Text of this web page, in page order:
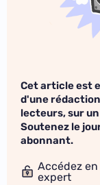
Cet article est
d'une
lecteurs, sur
Soutenez le
abonnant.
Accédez
expert